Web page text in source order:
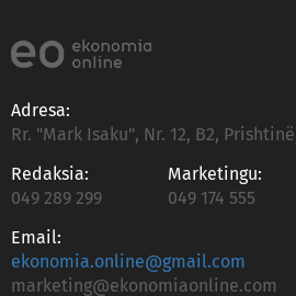
Adresa:
Rr. "Mark Isaku", Nr. 12, B2,
Redaksia:
049 289 299
Marketingu:
049 174 555
Email:
ekonomia.online@gmail.com
marketing@ekonomiaonline.com